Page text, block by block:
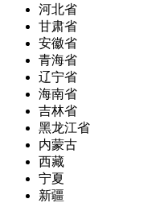
河北省
甘肃省
安徽省
青海省
辽宁省
海南省
吉林省
黑龙江省
内蒙古
西藏
宁夏
新疆